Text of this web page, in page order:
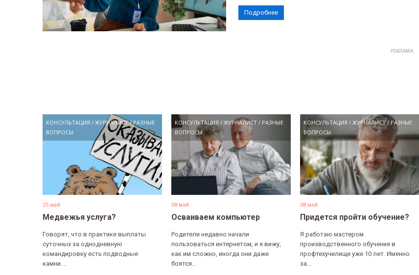
Подробнее
КОНСУЛЬТАЦИЯ / ЖУРНАЛИСТ/РАЗНЫЕ
ВОПРОСЫ
25 май
Медвежья услуга?
Говорят, что в практике выплаты
суточных за однодневную
командировку есть подводные
камни....
КОНСУЛЬТАЦИЯ /ЖУРНАЛИСТ / РАЗНЫЕ
ВОПРОСЫ
08 май
Осваиваем компьютер
Родители недавно начали
пользоваться интернетом, и я вижу,
как им сложно, иногда они даже
боятся...
КОНСУЛЬТАЦИЯ /ЖУРНАЛИСТ/ РАЗНЫЕ
ВОПРОСЫ
08 май
Придется пройти обучение?
Я работаю мастером
производственного обучения в
профтехучилище уже 10 лет. Именно
за...